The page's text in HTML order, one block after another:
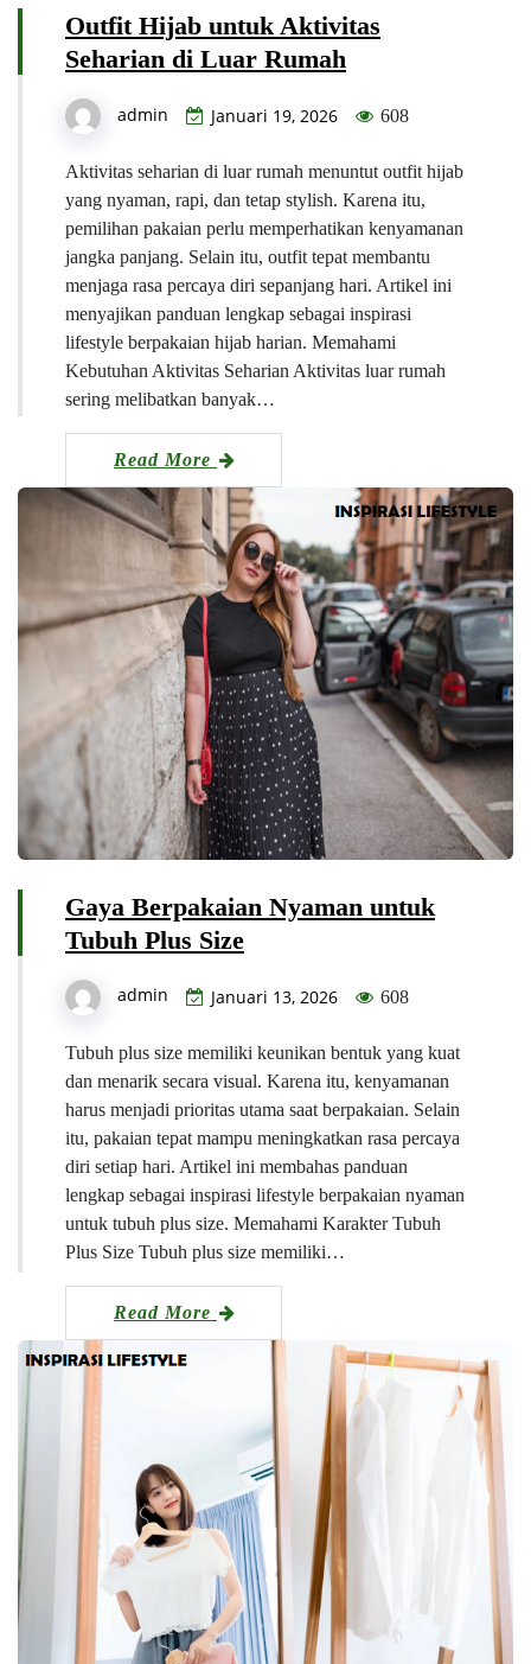
Outfit Hijab untuk Aktivitas
Seharian di Luar Rumah
admin Januari 19, 2026 608
Aktivitas seharian di luar rumah menuntut outfit hijab
yang nyaman, rapi, dan tetap stylish. Karena itu,
pemilihan pakaian perlu memperhatikan kenyamanan
jangka panjang. Selain itu, outfit tepat membantu
menjaga rasa percaya diri sepanjang hari. Artikel ini
menyajikan panduan lengkap sebagai inspirasi
lifestyle berpakaian hijab harian. Memahami
Kebutuhan Aktivitas Seharian Aktivitas luar rumah
sering melibatkan banyak…
Read More
Gaya Berpakaian Nyaman untuk
Tubuh Plus Size
admin Januari 13, 2026 608
Tubuh plus size memiliki keunikan bentuk yang kuat
dan menarik secara visual. Karena itu, kenyamanan
harus menjadi prioritas utama saat berpakaian. Selain
itu, pakaian tepat mampu meningkatkan rasa percaya
diri setiap hari. Artikel ini membahas panduan
lengkap sebagai inspirasi lifestyle berpakaian nyaman
untuk tubuh plus size. Memahami Karakter Tubuh
Plus Size Tubuh plus size memiliki…
Read More